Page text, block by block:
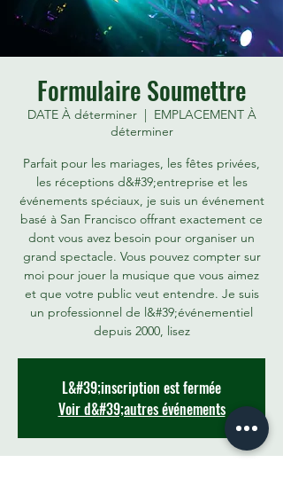
Formulaire Soumettre
DATE À déterminer
  |
EMPLACEMENT À
déterminer
Parfait pour les mariages, les fêtes privées,
les réceptions d&#39;entreprise et les
événements spéciaux, je suis un événement
basé à San Francisco offrant exactement ce
dont vous avez besoin pour organiser un
grand spectacle. Vous pouvez compter sur
moi pour jouer la musique que vous aimez
et que votre public veut entendre. Je suis
un professionnel de l&#39;événementiel
depuis 2000, lisez
L&#39;inscription est fermée
Voir d&#39;autres événements